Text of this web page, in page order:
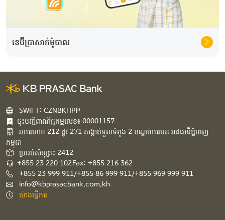
ខេប៊ីប្រាសាក់ម៉ូបាល
SWIFT: CZNBKHPP
ចុះបញ្ជីពាណិជ្ជកម្មលេខ៖ 00001157
អគារ​លេខ​ 212 ផ្លូវ 271 សង្កាត់ទួលទំពូង 2 ខណ្ឌចំការមន រាជធានីភ្នំពេញ
កម្ពុជា​
ប្រអប់សំបុត្រ៖ 2412
+855 23 220 102Fax: +855 216 362
+855 23 999 911/+855 86 999 911/+855 969 999 911
info@kbprasacbank.com.kh
ម៉ោងធ្វើការ